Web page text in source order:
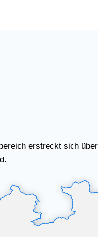
erstreckt sich über